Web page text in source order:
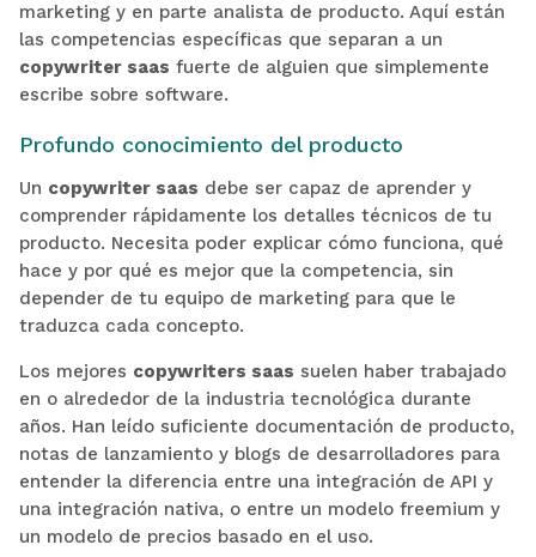
marketing y en parte analista de producto. Aquí están
las competencias específicas que separan a un
copywriter saas fuerte de alguien que simplemente
escribe sobre software.
Profundo conocimiento del producto
Un copywriter saas debe ser capaz de aprender y
comprender rápidamente los detalles técnicos de tu
producto. Necesita poder explicar cómo funciona, qué
hace y por qué es mejor que la competencia, sin
depender de tu equipo de marketing para que le
traduzca cada concepto.
Los mejores copywriters saas suelen haber trabajado
en o alrededor de la industria tecnológica durante
años. Han leído suficiente documentación de producto,
notas de lanzamiento y blogs de desarrolladores para
entender la diferencia entre una integración de API y
una integración nativa, o entre un modelo freemium y
un modelo de precios basado en el uso.